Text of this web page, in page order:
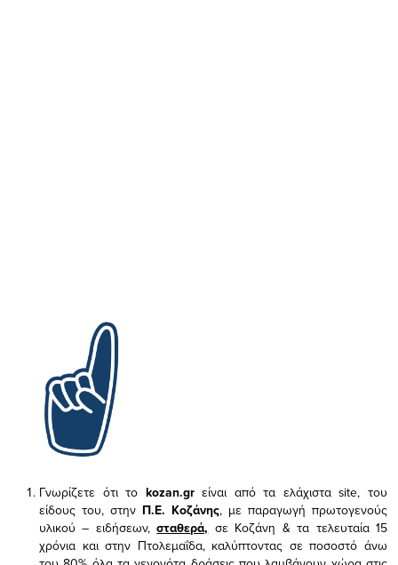
Γνωρίζετε ότι το kozan.gr είναι από τα ελάχισταsite, του
είδους του, στην Π.Ε. Κοζάνης, με παραγωγή πρωτογενούς
υλικού – ειδήσεων,σταθερά, σε Κοζάνη & τα τελευταία 15
χρόνια και στην Πτολεμαΐδα, καλύπτοντας σε ποσοστό άνω